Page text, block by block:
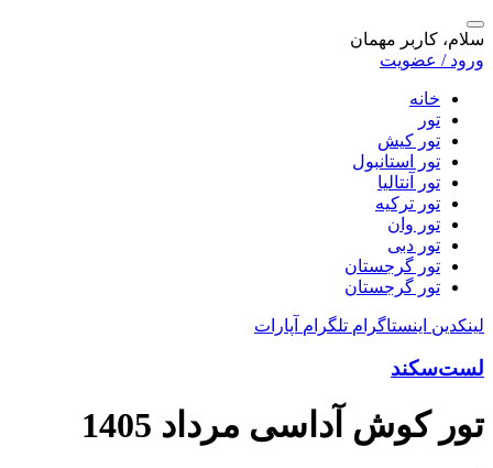
سلام، کاربر مهمان
ورود / عضویت
خانه
تور
تور کیش
تور استانبول
تور آنتالیا
تور ترکیه
تور وان
تور دبی
تور گرجستان
تور گرجستان
لینکدین اینستاگرام تلگرام آپارات
لست‌سکند
تور کوش آداسی مرداد 1405